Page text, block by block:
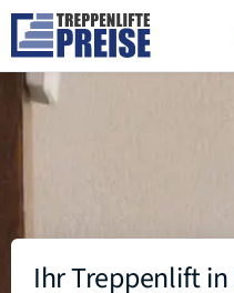
Ihr Treppenlift in